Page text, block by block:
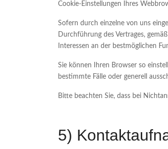
Cookie-Einstellungen Ihres
Sofern durch einzelne von uns
Durchführung des Vertrages,
Interessen an der bestmöglichen
Sie können Ihren Browser so
bestimmte Fälle oder generell
Bitte beachten Sie, dass bei
5)